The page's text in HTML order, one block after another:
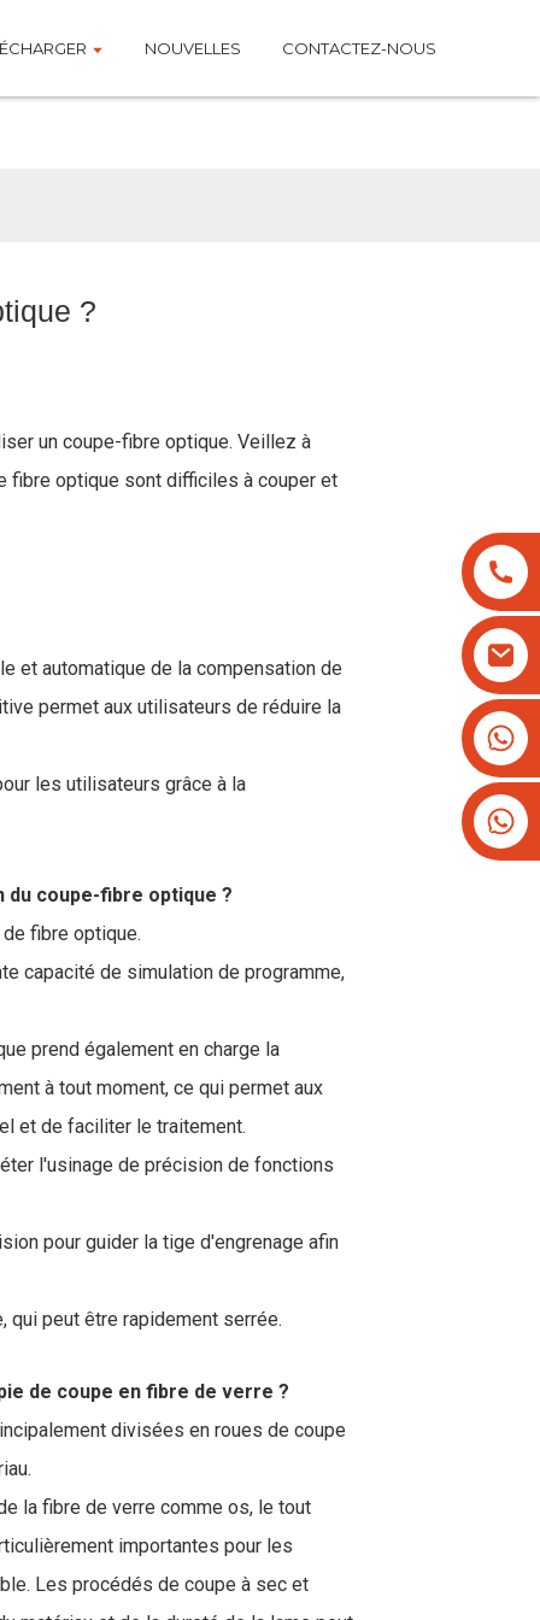
NOUVELLES CONTACTEZ-NOUS
?
un coupe-fibre optique. Veillez à
fibre optique sont difficiles à couper et
et automatique de la compensation de
permet aux utilisateurs de réduire la
les utilisateurs grâce à la
coupe-fibre optique ?
fibre optique.
capacité de simulation de programme,
prend également en charge la
à tout moment, ce qui permet aux
et de faciliter le traitement.
l'usinage de précision de fonctions
pour guider la tige d'engrenage afin
qui peut être rapidement serrée.
de coupe en fibre de verre ?
divisées en roues de coupe
la fibre de verre comme os, le tout
importantes pour les
Les procédés de coupe à sec et